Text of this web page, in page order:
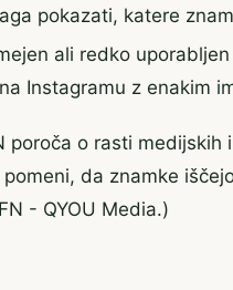
pokazati, katere
ali redko
Instagramu z enakim
poroča o rasti
da znamke
- QYOU Media.)